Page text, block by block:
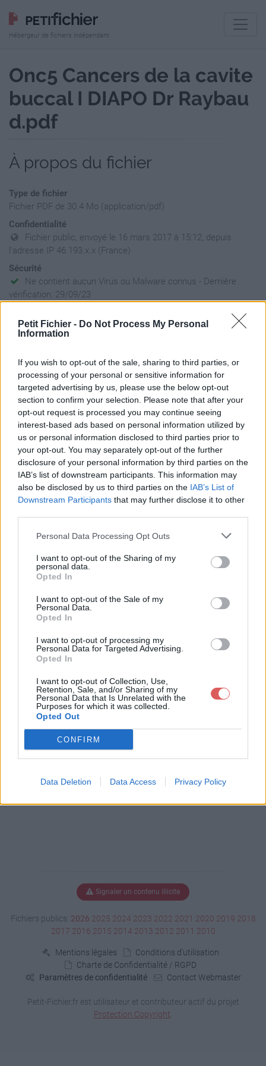
Petit Fichier - Do Not Process My Personal
Information
If you wish to opt-out of the sale, sharing to third parties, or
processing of your personal or sensitive information for
targeted advertising by us, please use the below opt-out
section to confirm your selection. Please note that after your
opt-out request is processed you may continue seeing
interest-based ads based on personal information utilized by
us or personal information disclosed to third parties prior to
your opt-out. You may separately opt-out of the further
disclosure of your personal information by third parties on the
IAB’s list of downstream participants. This information may
also be disclosed by us to third parties on the IAB’s List of
Downstream Participants that may further disclose it to other
Personal Data Processing Opt Outs
I want to opt-out of the Sharing of my
personal data.
Opted In
I want to opt-out of the Sale of my
Personal Data.
Opted In
I want to opt-out of processing my
Personal Data for Targeted Advertising.
Opted In
I want to opt-out of Collection, Use,
Retention, Sale, and/or Sharing of my
Personal Data that Is Unrelated with the
Purposes for which it was collected.
Opted Out
CONFIRM
Data Deletion Data Access Privacy Policy
Hébergeur de fichiers indépendant
Onc5 Cancers de la cavite
buccal I DIAPO Dr Raybau
d.pdf
À propos du fichier
Type de fichier
Fichier PDF de 30.4 Mo (application/pdf)
Confidentialité
Fichier public, envoyé le 16 mars 2017 à 15:12, depuis
l'adresse IP 46.193.x.x (France)
Sécurité
Ne contient aucun Virus ou Malware connus - Dernière
vérification: 29/09/23
La présente page de téléchargement a été vue 1470 fois depuis
l'envoi du fichier
https://www.petit-fichier.fr/2017/03/16/onc5-cancers-de-la-
cavite-buccal-i-diapo-dr-raybaud/
Copier
Partager le fichier Onc5-
Cancers de la cavite buccal -I-
DIAPO Dr Raybaud.pdf sur le
Web et les réseaux sociaux:
Télécharger le fichier Onc5- Can
cers de la cavite buccal -I- DIAP
O Dr Raybaud.pdf
Télécharger Onc5- Cancers de la
cavite buccal -I- DIAPO Dr Raybau
d.pdf
Signaler un contenu illicite
Fichiers publics: 2026 2025 2024 2023 2022 2021 2020 2019 2018
2017 2016 2015 2014 2013 2012 2011 2010
Mentions légales
Conditions d'utilisation
Charte de Confidentialité / RGPD
Paramètres de confidentialité
Contact Webmaster
Petit-Fichier.fr est utilisateur et contributeur actif du projet
Protection Copyright